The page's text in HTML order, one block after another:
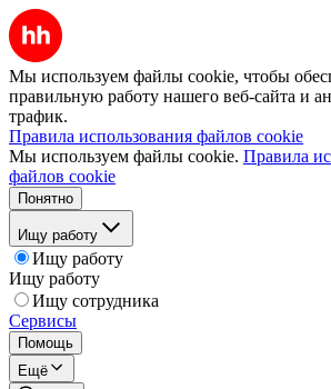
Мы используем файлы cookie, чтобы
правильную работу нашего веб-сайта и
трафик.
Правила использования файлов cookie
Мы используем файлы cookie. Правила
файлов cookie
Понятно
Ищу работу
Ищу работу
Ищу работу
Ищу сотрудника
Сервисы
Помощь
Ещё